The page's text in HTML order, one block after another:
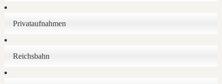
Privataufnahmen
Reichsbahn